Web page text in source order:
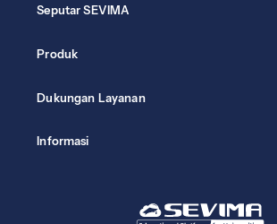
Seputar SEVIMA
Produk
Dukungan Layanan
Informasi